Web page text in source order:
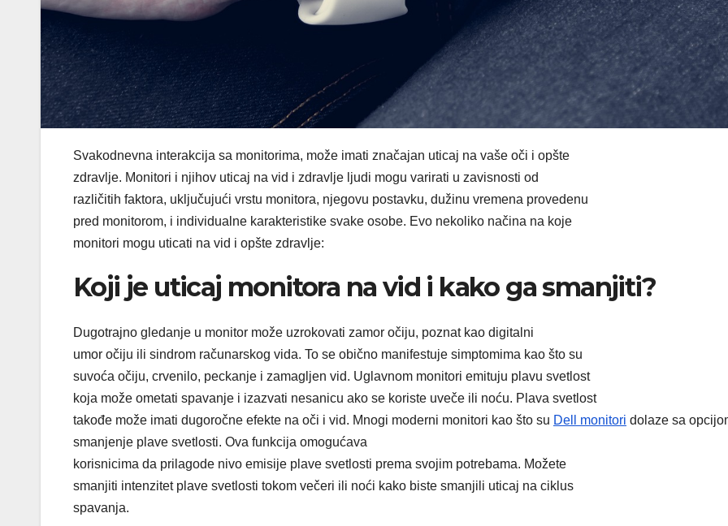
Svakodnevna interakcija sa monitorima, može imati značajan uticaj na vaše oči i opšte
zdravlje. Monitori i njihov uticaj na vid i zdravlje ljudi mogu varirati u zavisnosti od
različitih faktora, uključujući vrstu monitora, njegovu postavku, dužinu vremena provedenu
pred monitorom, i individualne karakteristike svake osobe. Evo nekoliko načina na koje
monitori mogu uticati na vid i opšte zdravlje:
Koji je uticaj monitora na vid i kako ga smanjiti?
Dugotrajno gledanje u monitor može uzrokovati zamor očiju, poznat kao digitalni
umor očiju ili sindrom računarskog vida. To se obično manifestuje simptomima kao što su
suvoća očiju, crvenilo, peckanje i zamagljen vid. Uglavnom monitori emituju plavu svetlost
koja može ometati spavanje i izazvati nesanicu ako se koriste uveče ili noću. Plava svetlost
takođe može imati dugoročne efekte na oči i vid. Mnogi moderni monitori kao što su Dell monitori dolaze sa
smanjenje plave svetlosti. Ova funkcija omogućava
korisnicima da prilagode nivo emisije plave svetlosti prema svojim potrebama. Možete
smanjiti intenzitet plave svetlosti tokom večeri ili noći kako biste smanjili uticaj na ciklus
spavanja.